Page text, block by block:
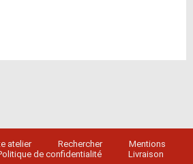
atelier Rechercher
Mentions
de confidentialité Livraison